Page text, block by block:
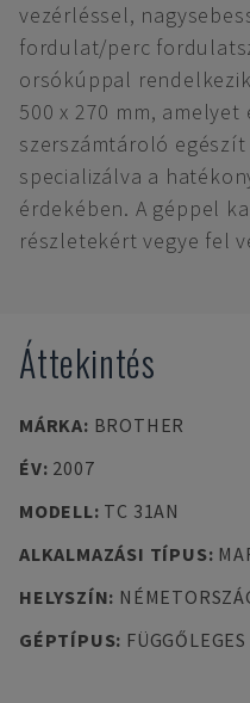
vezérléssel,
fordulat/perc
orsókúppal
500 x 270 mm, amelyet
szerszámtároló
specializálva a
érdekében. A géppel
részletekért vegye fel
Áttekintés
MÁRKA: BROTHER
ÉV: 2007
MODELL: TC 31AN
ALKALMAZÁSI TÍPUS:
HELYSZÍN:
GÉPTÍPUS: